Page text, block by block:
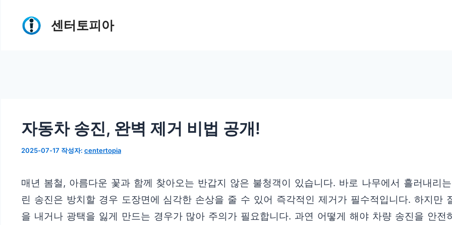
센터토피아
자동차 송진, 완벽 제거 비법 공개!
2025-07-17 작성자: centertopia
매년 봄철, 아름다운 꽃과 함께 찾아오는 반갑지 않은 불청객이 있습니다. 바로 나무에서 흘러내리
린 송진은 방치할 경우 도장면에 심각한 손상을 줄 수 있어 즉각적인 제거가 필수적입니다. 하지만
을 내거나 광택을 잃게 만드는 경우가 많아 주의가 필요합니다. 과연 어떻게 해야 차량 송진을 안전